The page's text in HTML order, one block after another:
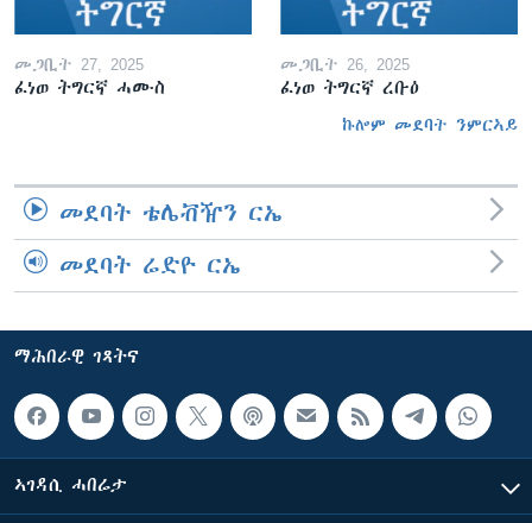
መጋቢት 27, 2025
ፈነወ ትግርኛ ሓሙስ
መጋቢት 26, 2025
ፈነወ ትግርኛ ረቡዕ
ኩሎም መደባት ንምርኣይ
መደባት ቴሌቭዥን ርኤ
መደባት ሬድዮ ርኤ
ማሕበራዊ ገጻትና
ኣገዳሲ ሓበሬታ